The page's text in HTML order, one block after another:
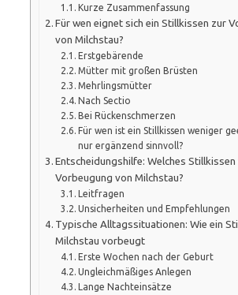
Kurze Zusammenfassung
Für wen eignet sich ein Stillkissen zur
von Milchstau?
Erstgebärende
Mütter mit großen Brüsten
Mehrlingsmütter
Nach Sectio
Bei Rückenschmerzen
Für wen ist ein Stillkissen weniger
nur ergänzend sinnvoll?
Entscheidungshilfe: Welches Stillkissen
Vorbeugung von Milchstau?
Leitfragen
Unsicherheiten und Empfehlungen
Typische Alltagssituationen: Wie ein
Milchstau vorbeugt
Erste Wochen nach der Geburt
Ungleichmäßiges Anlegen
Lange Nachteinsätze